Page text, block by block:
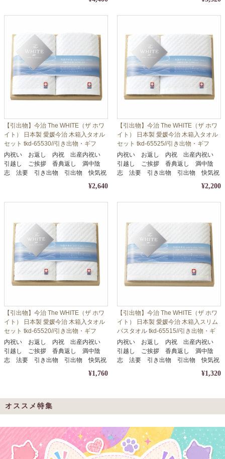
【引出物】今治 The WHITE（ザ ホワ
イト） 日本製 愛媛今治 木箱入タオル
セット tkd-65530//引き出物・ギフ
ト・内祝い・お中元・お歳暮等に
内祝い お返し 内祝 出産内祝い
引越し ご挨拶 香典返し 満中陰
志 法要 引き出物 引出物 快気祝
¥2,640
【引出物】今治 The WHITE（ザ ホワ
イト） 日本製 愛媛今治 木箱入タオル
セット tkd-65525//引き出物・ギフ
ト・内祝い・お中元・お歳暮等に
内祝い お返し 内祝 出産内祝い
引越し ご挨拶 香典返し 満中陰
志 法要 引き出物 引出物 快気祝
¥2,200
【引出物】今治 The WHITE（ザ ホワ
イト） 日本製 愛媛今治 木箱入タオル
セット tkd-65520//引き出物・ギフ
ト・内祝い・お中元・お歳暮等に
内祝い お返し 内祝 出産内祝い
引越し ご挨拶 香典返し 満中陰
志 法要 引き出物 引出物 快気祝
¥1,760
【引出物】今治 The WHITE（ザ ホワ
イト） 日本製 愛媛今治 木箱入スリム
バスタオル tkd-65515//引き出物・ギ
フト・内祝い・お中元・お歳暮等に
内祝い お返し 内祝 出産内祝い
引越し ご挨拶 香典返し 満中陰
志 法要 引き出物 引出物 快気祝
¥1,320
オススメ特集